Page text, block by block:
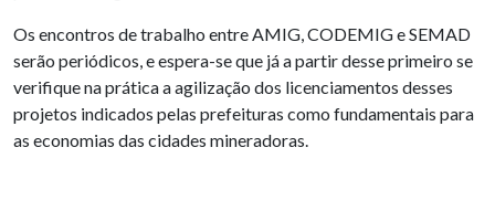
Os encontros de trabalho entre AMIG, CODEMIG e SEMAD
serão periódicos, e espera-se que já a partir desse primeiro se
verifique na prática a agilização dos licenciamentos desses
projetos indicados pelas prefeituras como fundamentais para
as economias das cidades mineradoras.